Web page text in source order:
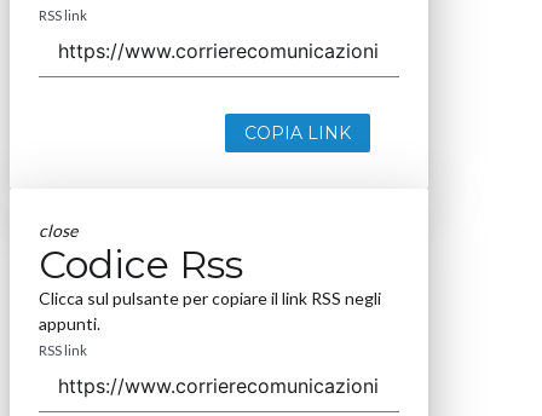
RSS link
COPIA LINK
close
Codice Rss
Clicca sul pulsante per copiare il link RSS negli
appunti.
RSS link